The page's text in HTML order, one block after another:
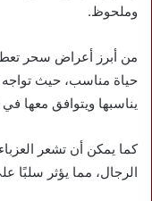
وملحوظ.
من أبرز أعراض سحر
حياة مناسب، حيث
يناسبها ويتوافق معها
كما يمكن أن تشعر
الرجال، مما يؤثر سلبًا